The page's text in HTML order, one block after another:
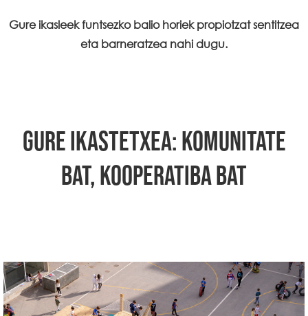
Gure ikasleek funtsezko balio horiek propiotzat sentitzea
eta barneratzea nahi dugu.
GURE IKASTETXEA: KOMUNITATE
BAT, KOOPERATIBA BAT